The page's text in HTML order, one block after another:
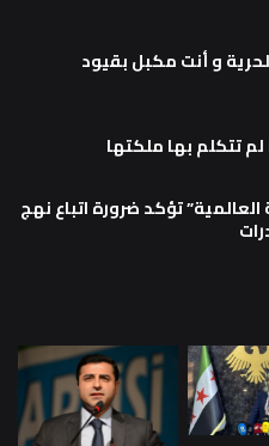
و أنت مكبل بقيود
تتكلم بها ملكتها
تؤكد ضرورة اتباع نهج